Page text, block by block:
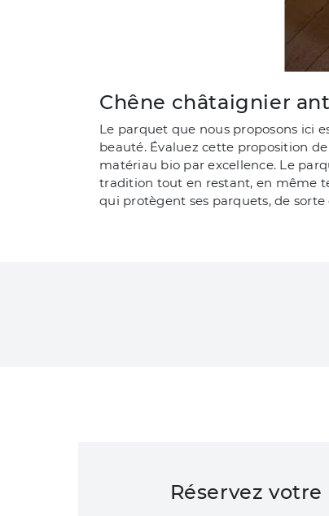
Chêne châtaignier
Le parquet que nous proposons ici
beauté. Évaluez cette proposition
matériau bio par excellence. Le
tradition tout en restant, en même
qui protègent ses parquets, de
Réservez